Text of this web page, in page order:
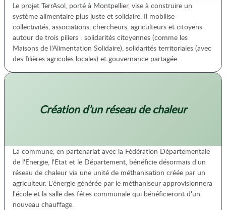
Le projet TerrAsol, porté à Montpellier, vise à construire un
système alimentaire plus juste et solidaire. Il mobilise
collectivités, associations, chercheurs, agriculteurs et citoyens
autour de trois piliers : solidarités citoyennes (comme les
Maisons de l'Alimentation Solidaire), solidarités territoriales (avec
des filières agricoles locales) et gouvernance partagée.
Création d’un réseau de chaleur
La commune, en partenariat avec la Fédération Départementale
de l'Energie, l'Etat et le Département, bénéficie désormais d'un
réseau de chaleur via une unité de méthanisation créée par un
agriculteur. L'énergie générée par le méthaniseur approvisionnera
l'école et la salle des fêtes communale qui bénéficieront d'un
nouveau chauffage.